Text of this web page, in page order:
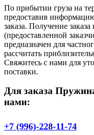
По прибытии груза на
предоставив
заказа. Получение
(предоставленной
предназначен для
рассчитать
Свяжитесь с нами для
поставки.
Для заказа
нами:
+7 (996)-228-11-74